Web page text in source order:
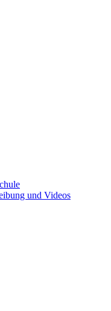
und Videos